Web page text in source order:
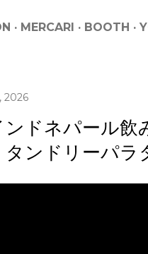
MERCARI BOOTH
2026
ンドネパール
タンドリーパラ